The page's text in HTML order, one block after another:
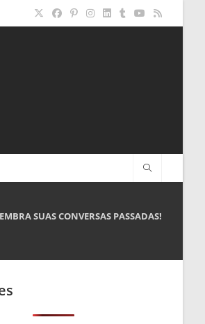
SUAS CONVERSAS PASSADAS!